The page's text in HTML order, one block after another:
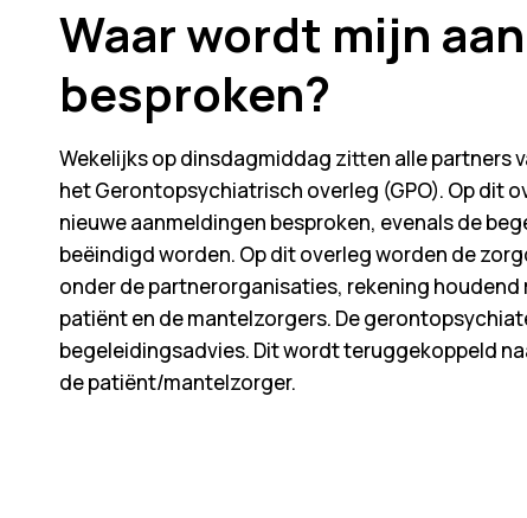
Waar wordt mijn
besproken?
Wekelijks op dinsdagmiddag zitten alle partners
het Gerontopsychiatrisch overleg (GPO). Op dit
nieuwe aanmeldingen besproken, evenals de
beëindigd worden. Op dit overleg worden de
onder de partnerorganisaties, rekening houdend
patiënt en de mantelzorgers. De
begeleidingsadvies. Dit wordt teruggekoppeld
de patiënt/mantelzorger.